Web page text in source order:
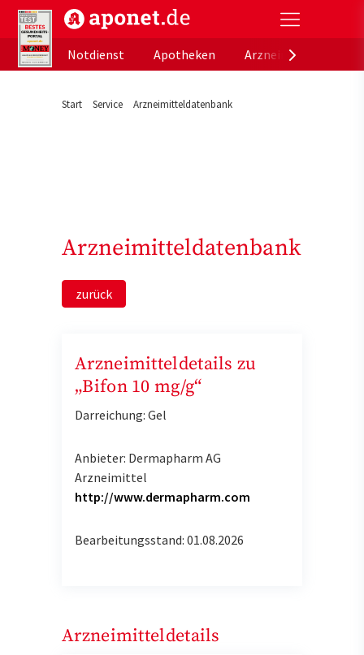
aponet.de - Das offizielle Gesundheitsportal der
Notdienst
Apotheken
Start Service Arzneimitteldatenbank
Arzneimitteldatenbank
zurück
Arzneimitteldetails zu
„Bifon 10 mg/g“
Darreichung: Gel
Anbieter: Dermapharm AG
Arzneimittel
http://www.dermapharm.com
Bearbeitungsstand: 01.08.2026
Arzneimitteldetails